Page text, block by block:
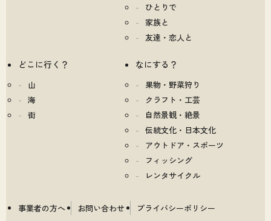
ひとりで
家族と
友達・恋人と
どこに行く？
山
海
街
なにする？
果物・野菜狩り
クラフト・工芸
自然景観・絶景
伝統文化・日本文化
アウトドア・スポーツ
フィッシング
レンタサイクル
事業者の方へ お問い合わせ
プライバシーポリシー